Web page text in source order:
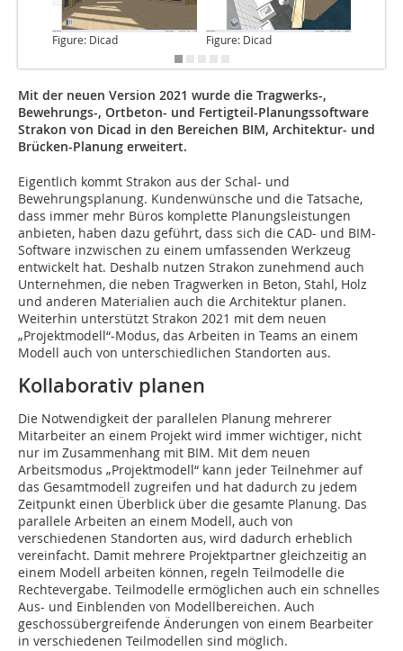
Figure: Dicad Figure: Dicad
Mit der neuen Version 2021 wurde die Tragwerks-,
Bewehrungs-, Ortbeton- und Fertigteil-Planungssoftware
Strakon von Dicad in den Bereichen BIM, Architektur- und
Brücken-Planung erweitert.
Eigentlich kommt Strakon aus der Schal- und
Bewehrungsplanung. Kundenwünsche und die Tatsache,
dass immer mehr Büros komplette Planungsleistungen
anbieten, haben dazu geführt, dass sich die CAD- und BIM-
Software inzwischen zu einem umfassenden Werkzeug
entwickelt hat. Deshalb nutzen Strakon zunehmend auch
Unternehmen, die neben Tragwerken in Beton, Stahl, Holz
und anderen Materialien auch die Architektur planen.
Weiterhin unterstützt Strakon 2021 mit dem neuen
„Projektmodell“-Modus, das Arbeiten in Teams an einem
Modell auch von unterschiedlichen Standorten aus.
Kollaborativ planen
Die Notwendigkeit der parallelen Planung mehrerer
Mitarbeiter an einem Projekt wird immer wichtiger, nicht
nur im Zusammenhang mit BIM. Mit dem neuen
Arbeitsmodus „Projektmodell“ kann jeder Teilnehmer auf
das Gesamtmodell zugreifen und hat dadurch zu jedem
Zeitpunkt einen Überblick über die gesamte Planung. Das
parallele Arbeiten an einem Modell, auch von
verschiedenen Standorten aus, wird dadurch erheblich
vereinfacht. Damit mehrere Projektpartner gleichzeitig an
einem Modell arbeiten können, regeln Teilmodelle die
Rechtevergabe. Teilmodelle ermöglichen auch ein schnelles
Aus- und Einblenden von Modellbereichen. Auch
geschossübergreifende Änderungen von einem Bearbeiter
in verschiedenen Teilmodellen sind möglich.